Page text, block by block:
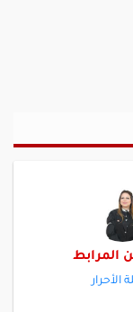
المرابط
الأحرار